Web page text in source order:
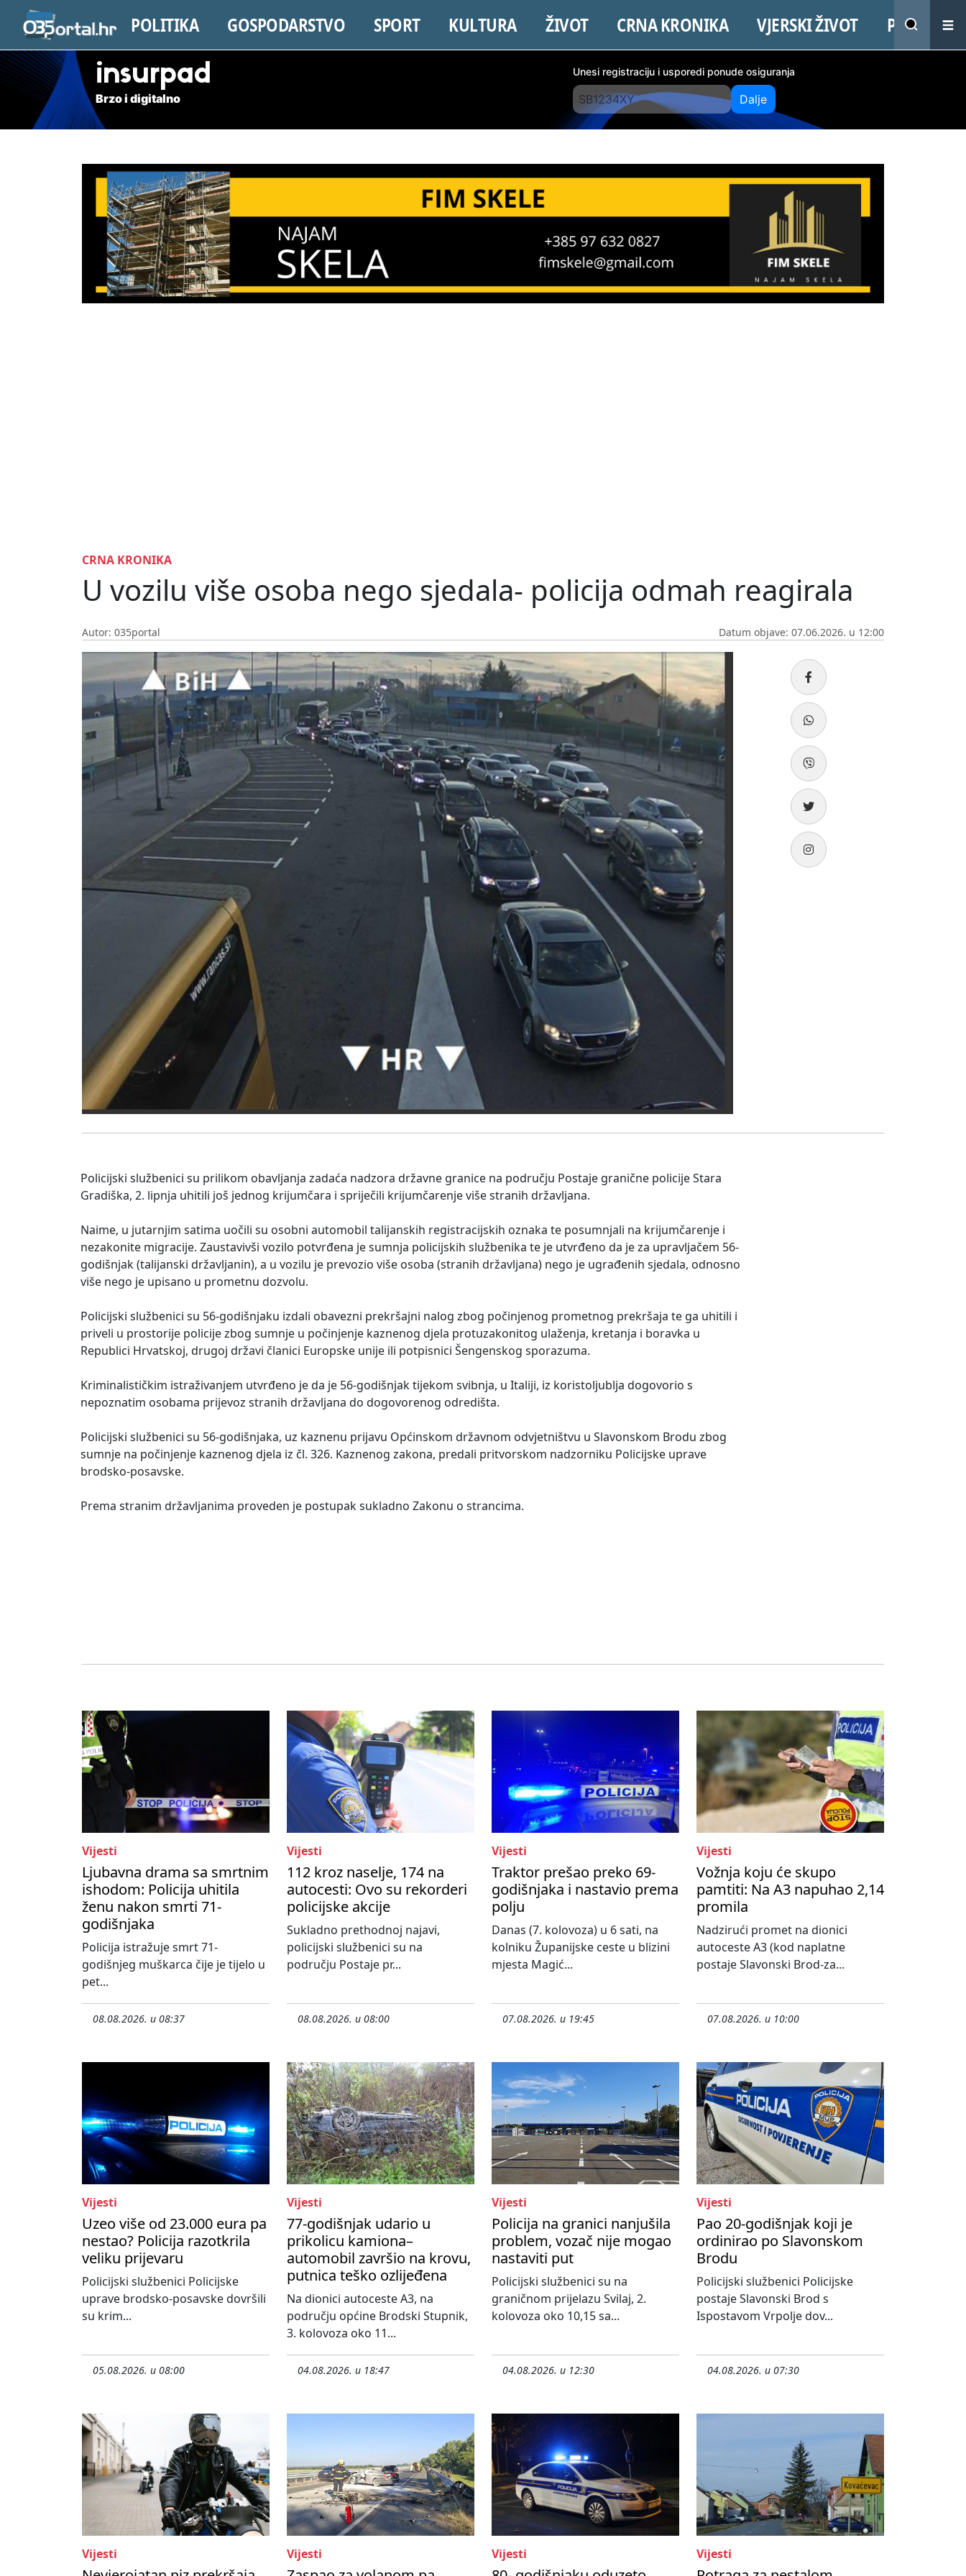
POLITIKA GOSPODARSTVO SPORT KULTURA ŽIVOT CRNA KRONIKA VJERSKI ŽIVOT PROMO
insurpad
Brzo i digitalno
Unesi registraciju i usporedi ponude osiguranja
Dalje
CRNA KRONIKA
U vozilu više osoba nego sjedala- policija odmah reagirala
Autor: 035portal Datum objave: 07.06.2026. u 12:00
Policijski službenici su prilikom obavljanja zadaća nadzora državne granice na području Postaje granične policije Stara
Gradiška, 2. lipnja uhitili još jednog krijumčara i spriječili krijumčarenje više stranih državljana.
Naime, u jutarnjim satima uočili su osobni automobil talijanskih registracijskih oznaka te posumnjali na krijumčarenje i
nezakonite migracije. Zaustavivši vozilo potvrđena je sumnja policijskih službenika te je utvrđeno da je za upravljačem 56-
godišnjak (talijanski državljanin), a u vozilu je prevozio više osoba (stranih državljana) nego je ugrađenih sjedala, odnosno
više nego je upisano u prometnu dozvolu.
Policijski službenici su 56-godišnjaku izdali obavezni prekršajni nalog zbog počinjenog prometnog prekršaja te ga uhitili i
priveli u prostorije policije zbog sumnje u počinjenje kaznenog djela protuzakonitog ulaženja, kretanja i boravka u
Republici Hrvatskoj, drugoj državi članici Europske unije ili potpisnici Šengenskog sporazuma.
Kriminalističkim istraživanjem utvrđeno je da je 56-godišnjak tijekom svibnja, u Italiji, iz koristoljublja dogovorio s
nepoznatim osobama prijevoz stranih državljana do dogovorenog odredišta.
Policijski službenici su 56-godišnjaka, uz kaznenu prijavu Općinskom državnom odvjetništvu u Slavonskom Brodu zbog
sumnje na počinjenje kaznenog djela iz čl. 326. Kaznenog zakona, predali pritvorskom nadzorniku Policijske uprave
brodsko-posavske.
Prema stranim državljanima proveden je postupak sukladno Zakonu o strancima.
Vijesti
Ljubavna drama sa smrtnim
ishodom: Policija uhitila
ženu nakon smrti 71-
godišnjaka
Policija istražuje smrt 71-
godišnjeg muškarca čije je tijelo u
pet...
08.08.2026. u 08:37
Vijesti
112 kroz naselje, 174 na
autocesti: Ovo su rekorderi
policijske akcije
Sukladno prethodnoj najavi,
policijski službenici su na
području Postaje pr...
08.08.2026. u 08:00
Vijesti
Traktor prešao preko 69-
godišnjaka i nastavio prema
polju
Danas (7. kolovoza) u 6 sati, na
kolniku Županijske ceste u blizini
mjesta Magić...
07.08.2026. u 19:45
Vijesti
Vožnja koju će skupo
pamtiti: Na A3 napuhao 2,14
promila
Nadzirući promet na dionici
autoceste A3 (kod naplatne
postaje Slavonski Brod-za...
07.08.2026. u 10:00
Vijesti
Uzeo više od 23.000 eura pa
nestao? Policija razotkrila
veliku prijevaru
Policijski službenici Policijske
uprave brodsko-posavske dovršili
su krim...
05.08.2026. u 08:00
Vijesti
77-godišnjak udario u
prikolicu kamiona–
automobil završio na krovu,
putnica teško ozlijeđena
Na dionici autoceste A3, na
području općine Brodski Stupnik,
3. kolovoza oko 11...
04.08.2026. u 18:47
Vijesti
Policija na granici nanjušila
problem, vozač nije mogao
nastaviti put
Policijski službenici su na
graničnom prijelazu Svilaj, 2.
kolovoza oko 10,15 sa...
04.08.2026. u 12:30
Vijesti
Pao 20-godišnjak koji je
ordinirao po Slavonskom
Brodu
Policijski službenici Policijske
postaje Slavonski Brod s
Ispostavom Vrpolje dov...
04.08.2026. u 07:30
Vijesti Vijesti Vijesti Vijesti